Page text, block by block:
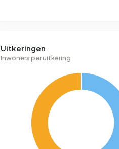
Uitkeringen
Inwoners per uitkering